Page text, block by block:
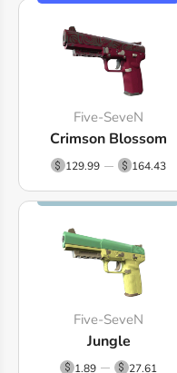
Five-SeveN
Crimson Blossom
129.99 164.43
Five-SeveN
Jungle
1.89 27.61